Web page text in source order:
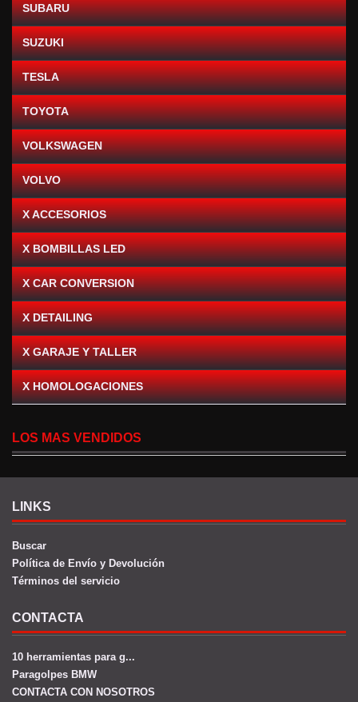
SUBARU
SUZUKI
TESLA
TOYOTA
VOLKSWAGEN
VOLVO
X ACCESORIOS
X BOMBILLAS LED
X CAR CONVERSION
X DETAILING
X GARAJE Y TALLER
X HOMOLOGACIONES
LOS MAS VENDIDOS
LINKS
Buscar
Política de Envío y Devolución
Términos del servicio
CONTACTA
10 herramientas para g...
Paragolpes BMW
CONTACTA CON NOSOTROS